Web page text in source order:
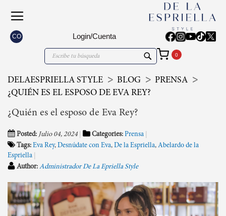
CO Login/Cuenta
Search
DELAESPRIELLA STYLE BLOG
PRENSA
¿QUIÉN ES EL ESPOSO DE EVA REY?
¿Quién es el esposo de Eva Rey?
Posted: Julio 04, 2024 Categories: Prensa
Tags: Eva Rey, Desnúdate con Eva, De la Espriella, Abelardo de la
Espriella
Author: Administrador De La Epriella Style